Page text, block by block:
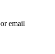
email